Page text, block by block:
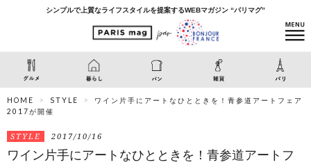
シンプルで上質なライフスタイルを提案するWEBマガジン “パリマグ”
HOME STYLE
ワイン片手にアートなひとときを！青参道アートフェア
2017が開催
STYLE 2017/10/16
ワイン片手にアートなひとときを！青参道アートフ